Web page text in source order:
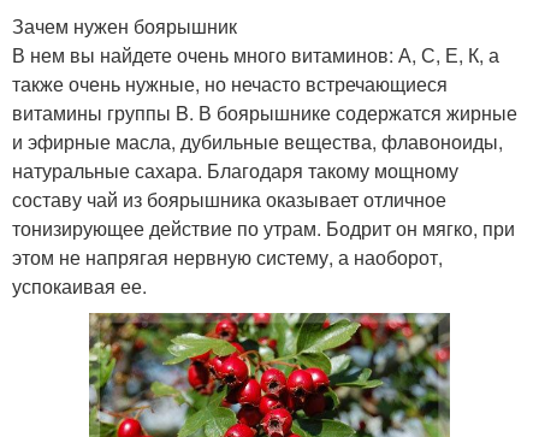
Зачем нужен боярышник
В нем вы найдете очень много витаминов: А, С, Е, К, а
также очень нужные, но нечасто встречающиеся
витамины группы B. В боярышнике содержатся жирные
и эфирные масла, дубильные вещества, флавоноиды,
натуральные сахара. Благодаря такому мощному
составу чай из боярышника оказывает отличное
тонизирующее действие по утрам. Бодрит он мягко, при
этом не напрягая нервную систему, а наоборот,
успокаивая ее.